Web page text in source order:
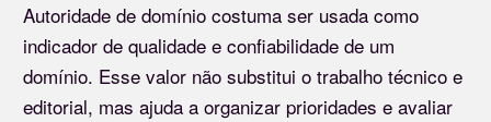
Autoridade de domínio costuma ser usada como
indicador de qualidade e confiabilidade de um
domínio. Esse valor não substitui o trabalho técnico e
editorial, mas ajuda a organizar prioridades e avaliar